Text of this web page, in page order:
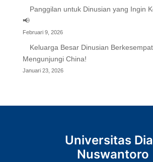
Panggilan untuk Dinusian yang Ingin
📢
Februari 9, 2026
Keluarga Besar Dinusian
Mengunjungi China!
Januari 23, 2026
Universitas
Nuswantoro